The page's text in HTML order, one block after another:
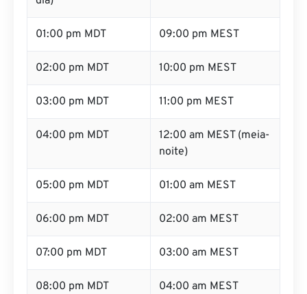
01:00 pm MDT 09:00 pm MEST
02:00 pm MDT 10:00 pm MEST
03:00 pm MDT 11:00 pm MEST
04:00 pm MDT
12:00 am MEST (meia-
noite)
05:00 pm MDT 01:00 am MEST
06:00 pm MDT 02:00 am MEST
07:00 pm MDT 03:00 am MEST
08:00 pm MDT 04:00 am MEST